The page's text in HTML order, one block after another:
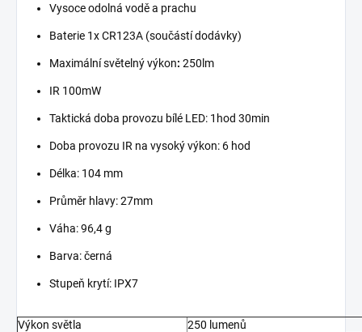
Vysoce odolná vodě a prachu
Baterie 1x CR123A (součástí dodávky)
Maximální světelný výkon: 250lm
IR 100mW
Taktická doba provozu bílé LED: 1hod 30min
Doba provozu IR na vysoký výkon: 6 hod
Délka: 104 mm
Průměr hlavy: 27mm
Váha: 96,4 g
Barva: černá
Stupeň krytí: IPX7
Výkon světla
250 lumenů